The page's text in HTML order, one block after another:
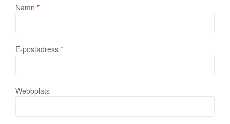
Namn *
E-postadress *
Webbplats